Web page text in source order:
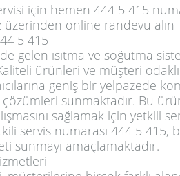
için hemen 444 5 415
üzerinden online randevu alın
5 415
gelen ısıtma ve soğutma
ürünleri ve müşteri odaklı
geniş bir yelpazede
çözümleri sunmaktadır. Bu
sağlamak için yetkili
servis numarası 444 5 415,
sunmayı amaçlamaktadır.